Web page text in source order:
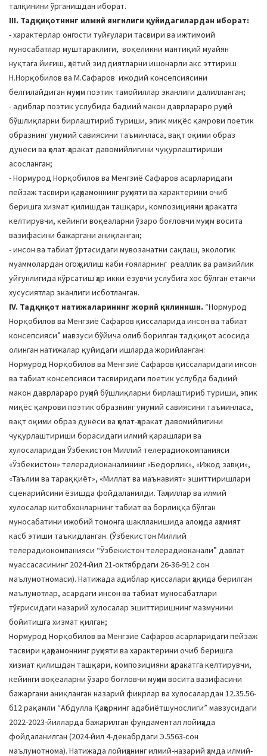
талқинини ўрганишдан иборат.
III. Тадқиқотнинг илмий янгилиги қуйидагилардан иборат:
- характерлар онгости туйғулари тасвири ва ижтимоий
муносабатлар муштараклиги, воқеликни мантиқий муайян
нуқтага йиғиш, ҳаётий зиддиятларни ишонарли акс эттириш
Н.Норқобилов ва М.Сафаров ижодий консепсиясини
белгилайдиган муҳим поэтик тамойиллар эканлиги далилланган;
- адиблар поэтик услубида бадиий макон даврлараро руҳий
бўшлиқларни бирлаштириб туриши, эпик миқёс қамрови поетик
образнинг умумий савиясини таъминласа, вақт оқими образ
дунёси ва ҳолат-ҳаракат давомийлигини чуқурлаштириши
асосланган;
- Нормурод Норқобилов ва Менгзиё Сафаров асарларидаги
пейзаж тасвири қаҳрамоннинг руҳияти ва характерини очиб
беришга хизмат қилишдан ташқари, композицияни ҳаракатга
келтирувчи, кейинги воқеаларни ўзаро боғловчи муҳим восита
вазифасини бажаргани аниқланган;
- инсон ва табиат ўртасидаги мувозанатни сақлаш, экологик
муаммолардан огоҳ қилиш каби ғояларнинг реаллик ва рамзийлик
уйғунлигида кўрсатиш ҳар икки ёзувчи услубига хос бўлган етакчи
хусусиятлар эканлиги исботланган.
IV. Тадқиқот натижаларининг жорий қилиниши. “Нормурод
Норқобилов ва Менгзиё Сафаров қиссаларида инсон ва табиат
консепсияси” мавзуси бўйича олиб борилган тадқиқот асосида
олинган натижалар қуйидаги ишларда жорийланган:
Нормурод Норқобилов ва Менгзиё Сафаров қиссаларидаги инсон
ва табиат консепсияси тасвиридаги поетик услубда бадиий
макон даврлараро руҳий бўшлиқларни бирлаштириб туриши, эпик
миқёс қамрови поэтик образнинг умумий савиясини таъминласа,
вақт оқими образ дунёси ва ҳолат-ҳаракат давомийлигини
чуқурлаштириши борасидаги илмий қарашлари ва
хулосаларидан Ўзбекистон Миллий телерадиокомпанияси
«Ўзбекистон» телерадиоканалининг «Бедорлик», «Ижод завқи»,
«Таълим ва тараққиёт», «Миллат ва маънавият» эшиттиришлари
сценарийсини ёзишда фойдаланилди. Таҳлиллар ва илмий
хулосалар китобхонларнинг табиат ва борлиққа бўлган
муносабатини ижобий томонга шаклланишида алоҳида аҳамият
касб этиши таъкидланган. (Ўзбекистон Миллий
телерадиокомпанияси “Ўзбекистон телерадиоканали” давлат
муассасасининг 2024-йил 21-октябрдаги 26-36-912 сон
маълумотномаси). Натижада адиблар қиссалари ҳақида берилган
маълумотлар, асардаги инсон ва табиат муносабатлари
тўғрисидаги назарий хулосалар эшиттиришнинг мазмунини
бойитишга хизмат қилган;
Нормурод Норқобилов ва Менгзиё Сафаров асарларидаги пейзаж
тасвири қаҳрамоннинг руҳияти ва характерини очиб беришга
хизмат қилишдан ташқари, композицияни ҳаракатга келтирувчи,
кейинги воқеаларни ўзаро боғловчи муҳим восита вазифасини
бажаргани аниқланган назарий фикрлар ва хулосалардан 12.35.56-
б12 рақамли “Абдулла Қаҳҳорнинг адабиётшунослиги” мавзусидаги
2022-2023-йилларда бажарилган фундаментал лойиҳада
фойдаланилган (2024-йил 4-декабрдаги Э.5563-сон
маълумотнома). Натижада лойиҳанинг илмий-назарий ҳамда илмий-